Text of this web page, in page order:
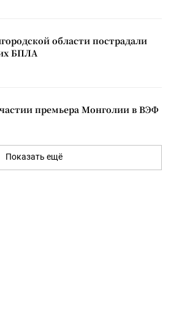
области пострадали
БПЛА
премьера Монголии в ВЭФ
Показать ещё